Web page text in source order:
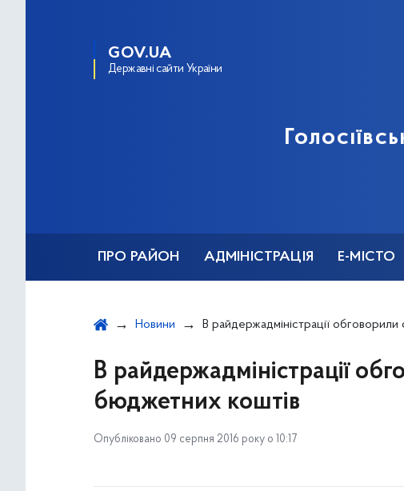
GOV.UA
Державні сайти України
ПРО РАЙОН АДМІНІСТРАЦІЯ Е-МІСТО
Новини В райдержадміністрації обговорили стан використання
В райдержадміністрації
бюджетних коштів
Опубліковано 09 серпня 2016 року о 10:17